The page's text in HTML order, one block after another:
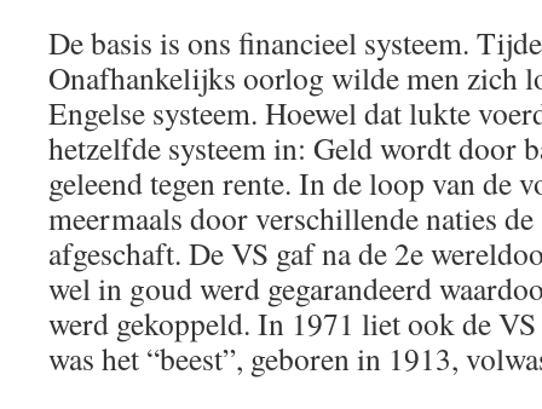
De basis is ons financieel systeem.
Onafhankelijks oorlog wilde men zich
Engelse systeem. Hoewel dat lukte
hetzelfde systeem in: Geld wordt door
geleend tegen rente. In de loop van de
meermaals door verschillende naties de
afgeschaft. De VS gaf na de 2e
wel in goud werd gegarandeerd
werd gekoppeld. In 1971 liet ook de VS
was het “beest”, geboren in 1913,